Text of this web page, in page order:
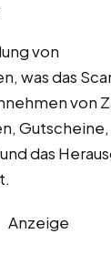
von
was das
von
das
Anzeige